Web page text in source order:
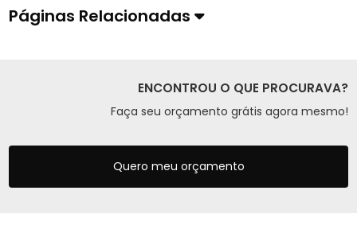
Páginas Relacionadas
ENCONTROU O QUE PROCURAVA?
Faça seu orçamento grátis agora mesmo!
Quero meu orçamento